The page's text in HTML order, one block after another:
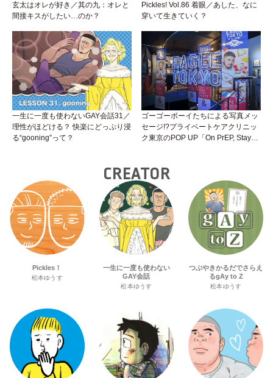
玄太はオレが好き／其の九：オレと
間接キスがしたい…のか？
Pickles! Vol.86 着眼／あした、なに
穿いて生きていく？
一生に一度も使わないGAY会話31／
理性がほどける？ 快楽にどっぷり浸
る“gooning”って？
ゴーゴーボーイたちによる写真メッ
セージ!?プライベートケアクリニッ
ク東京のPOP UP「On PrEP, Stay
CREATOR
Pickles！
松本ゆうす
一生に一度も使わない
GAY会話
松本ゆうす
つぶやきかるだでさらえ
るgAy to Z
松本ゆうす